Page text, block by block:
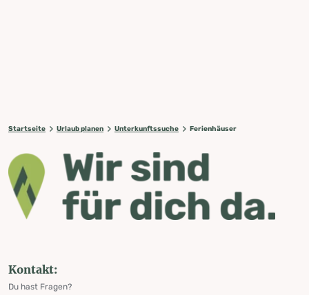
Startseite Urlaub planen Unterkunftssuche Ferienhäuser
Kontakt:
Du hast Fragen?